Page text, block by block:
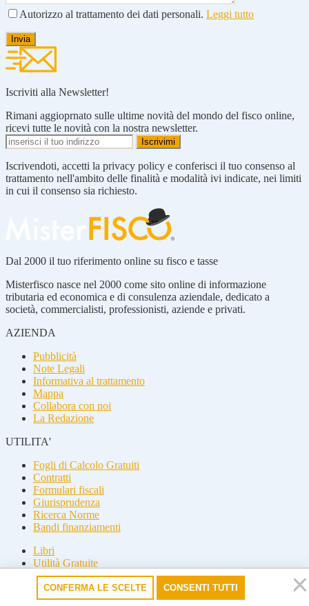
Autorizzo al trattamento dei dati personali. Leggi tutto
Iscriviti alla Newsletter!
Rimani aggioprnato sulle ultime novità del mondo del fisco online,
ricevi tutte le novità con la nostra newsletter.
Iscrivendoti, accetti la privacy policy e conferisci il tuo consenso al
trattamento nell'ambito delle finalità e modalità ivi indicate, nei limiti
in cui il consenso sia richiesto.
Dal 2000 il tuo riferimento online su fisco e tasse
Misterfisco nasce nel 2000 come sito online di informazione
tributaria ed economica e di consulenza aziendale, dedicato a
società, commercialisti, professionisti, aziende e privati.
AZIENDA
Pubblicità
Note Legali
Informativa al trattamento
Mappa
Collabora con noi
La Redazione
UTILITA'
Fogli di Calcolo Gratuiti
Contratti
Formulari fiscali
Giurisprudenza
Ricerca Norme
Bandi finanziamenti
Libri
Utilità Gratuite
Guide fiscali
Seguici
CONFERMA LE SCELTE CONSENTI TUTTI